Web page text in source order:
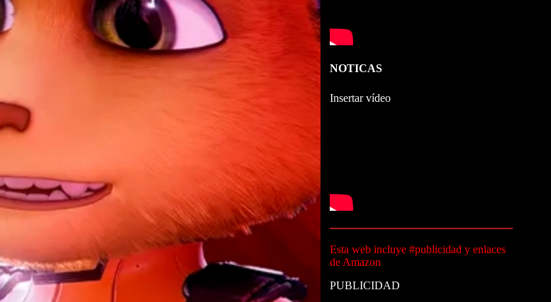
NOTICAS
Insertar vídeo
Esta web incluye #publicidad y enlaces
de Amazon
PUBLICIDAD